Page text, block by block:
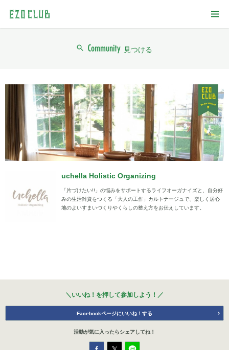
見つける
uchella Holistic Organizing
「片づけたい!!」の悩みをサポートするライフオーガナイズと、自分好
みの生活雑貨をつくる「大人の工作」カルトナージュで、楽しく居心
地のよいすまいづくりやくらしの整え方をお伝えしています。
＼いいね！を押して参加しよう！／
Facebookページにいいね！する
活動が気に入ったらシェアしてね！